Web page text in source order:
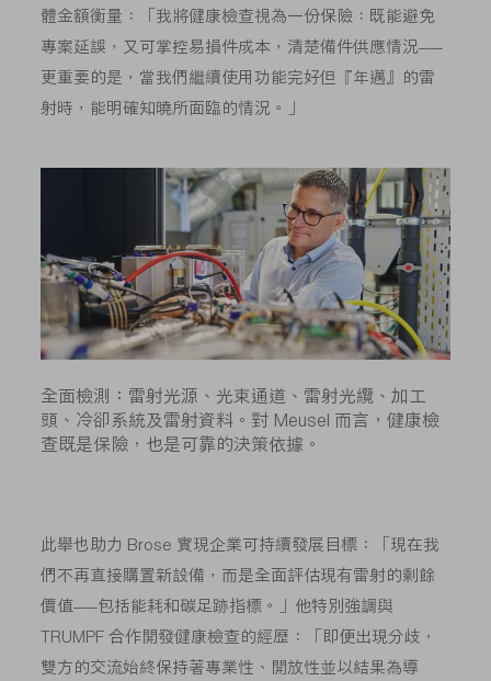
體金額衡量：「我將健康檢查視為一份保險：既能避免
專案延誤，又可掌控易損件成本，清楚備件供應情況——
更重要的是，當我們繼續使用功能完好但『年邁』的雷
射時，能明確知曉所面臨的情況。」
全面檢測：雷射光源、光束通道、雷射光纜、加工
頭、冷卻系統及雷射資料。對 Meusel 而言，健康檢
查既是保險，也是可靠的決策依據。
此舉也助力 Brose 實現企業可持續發展目標：「現在我
們不再直接購置新設備，而是全面評估現有雷射的剩餘
價值——包括能耗和碳足跡指標。」他特別強調與
TRUMPF 合作開發健康檢查的經歷：「即便出現分歧，
雙方的交流始終保持著專業性、開放性並以結果為導